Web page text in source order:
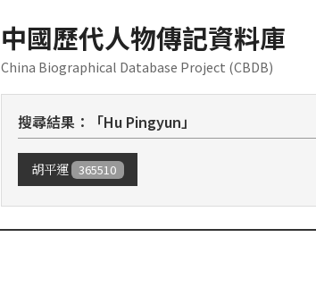
中國歷代人物傳記資料庫
China Biographical Database Project (CBDB)
搜尋結果：「Hu Pingyun」
胡平運 365510